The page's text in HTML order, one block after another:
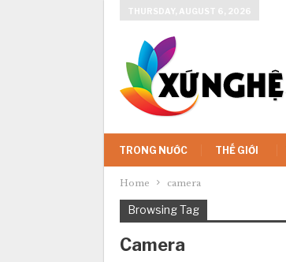
THURSDAY, AUGUST 6, 2026
TRONG NƯỚC THẾ GIỚI
Home camera
Browsing Tag
Camera